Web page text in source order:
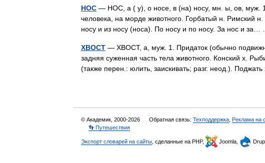
НОС — НОС, а ( у), о носе, в (на) носу, мн. ы, ов, муж.
человека, на морде животного. Горбатый н. Римский
носу и из носу (носа). По носу и по носу. За нос и
ХВОСТ — ХВОСТ, а, муж. 1. Придаток (обычно
задняя суженная часть тела животного. Конский х.
(также перен.: юлить, заискивать; разг. неод.).
© Академик, 2000-2026 Обратная связь: Техподдержка Реклама на
👣 Путешествия
Экспорт словарей на сайты , сделанные на PHP, Joomla,